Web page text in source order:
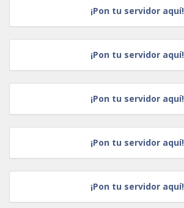
¡Pon tu servidor aquí!
¡Pon tu servidor aquí!
¡Pon tu servidor aquí!
¡Pon tu servidor aquí!
¡Pon tu servidor aquí!